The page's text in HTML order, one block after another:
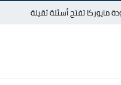
تفتح أسئلة ثقيلة
الصيفي
ما بعد مضيان